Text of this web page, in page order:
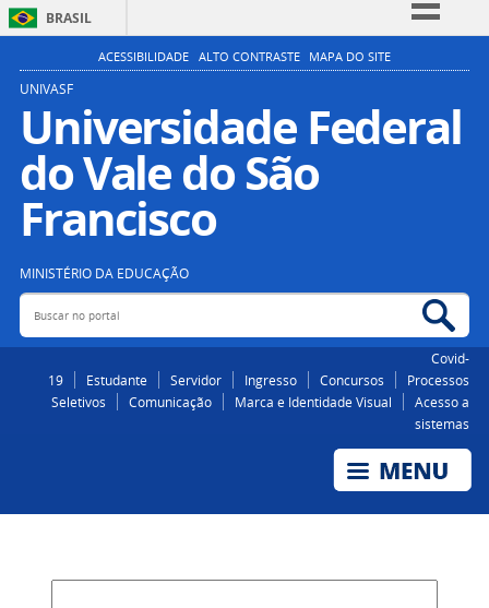
BRASIL
Simplifique!
Participe
Acesso à informação
Legislação
ACESSIBILIDADE ALTO CONTRASTE MAPA DO SITE
UNIVASF
Universidade Federal
do Vale do São
Francisco
MINISTÉRIO DA EDUCAÇÃO
Buscar no portal
Covid-
19
Estudante Servidor Ingresso Concursos
Processos
Seletivos
Comunicação Marca e Identidade Visual
Acesso a
sistemas